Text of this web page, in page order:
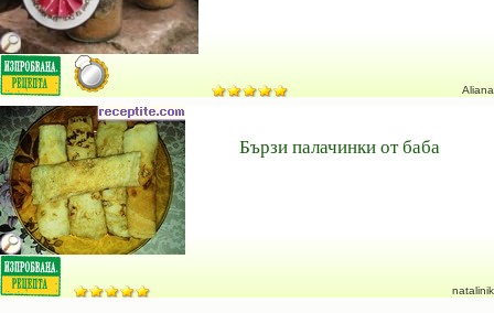
Aliana
Бързи палачинки от баба
natalinik